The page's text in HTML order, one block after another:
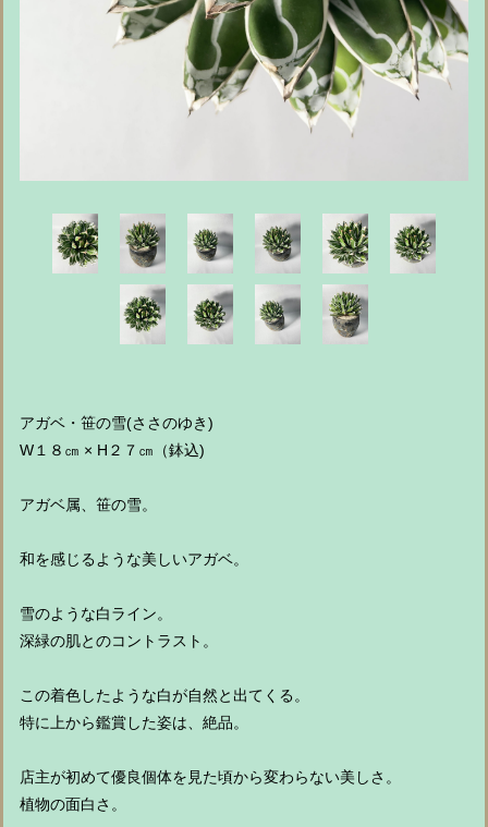
アガベ・笹の雪(ささのゆき)
W１８㎝ × H２７㎝（鉢込)
アガベ属、笹の雪。
和を感じるような美しいアガベ。
雪のような白ライン。
深緑の肌とのコントラスト。
この着色したような白が自然と出てくる。
特に上から鑑賞した姿は、絶品。
店主が初めて優良個体を見た頃から変わらない美しさ。
植物の面白さ。